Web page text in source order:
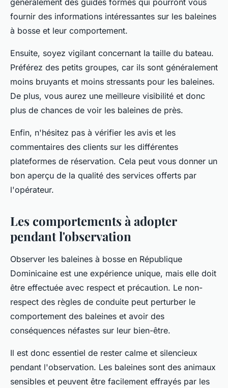
généralement des guides formés qui pourront vous
fournir des informations intéressantes sur les baleines
à bosse et leur comportement.
Ensuite, soyez vigilant concernant la taille du bateau.
Préférez des petits groupes, car ils sont généralement
moins bruyants et moins stressants pour les baleines.
De plus, vous aurez une meilleure visibilité et donc
plus de chances de voir les baleines de près.
Enfin, n'hésitez pas à vérifier les avis et les
commentaires des clients sur les différentes
plateformes de réservation. Cela peut vous donner un
bon aperçu de la qualité des services offerts par
l'opérateur.
Les comportements à adopter
pendant l'observation
Observer les baleines à bosse en République
Dominicaine est une expérience unique, mais elle doit
être effectuée avec respect et précaution. Le non-
respect des règles de conduite peut perturber le
comportement des baleines et avoir des
conséquences néfastes sur leur bien-être.
Il est donc essentiel de rester calme et silencieux
pendant l'observation. Les baleines sont des animaux
sensibles et peuvent être facilement effrayés par les